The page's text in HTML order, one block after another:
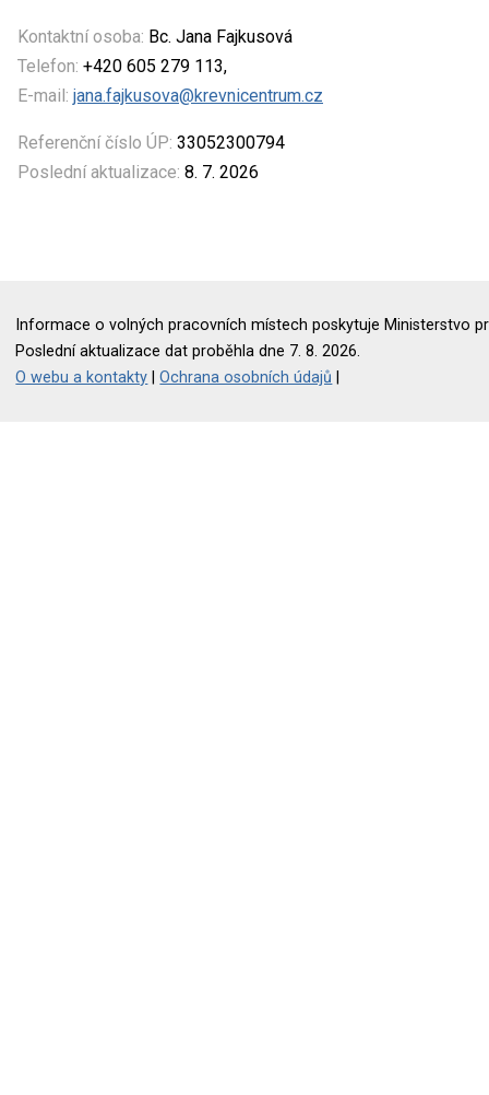
Kontaktní osoba: Bc. Jana Fajkusová
Telefon: +420 605 279 113,
E-mail: jana.fajkusova@krevnicentrum.cz
Referenční číslo ÚP: 33052300794
Poslední aktualizace: 8. 7. 2026
Informace o volných pracovních místech poskytuje Ministerstvo
Poslední aktualizace dat proběhla dne 7. 8. 2026.
O webu a kontakty |Ochrana osobních údajů